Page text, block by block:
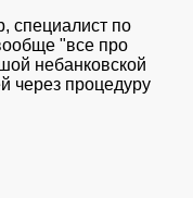
специалист по
"все про
небанковской
через процедуру